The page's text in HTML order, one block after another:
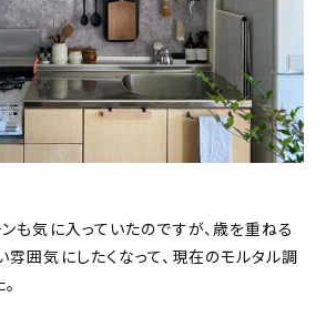
も気に入っていたのですが、歳を重ねる
囲気にしたくなって、現在のモルタル調